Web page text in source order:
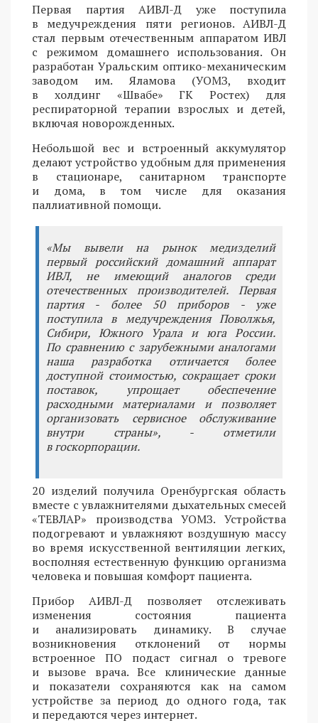
Первая партия АИВЛ-Д уже поступила
в медучреждения пяти регионов. АИВЛ-Д
стал первым отечественным аппаратом ИВЛ
с режимом домашнего использования. Он
разработан Уральским оптико-механическим
заводом им. Яламова (УОМЗ, входит
в холдинг «Швабе» ГК Ростех) для
респираторной терапии взрослых и детей,
включая новорожденных.
Небольшой вес и встроенный аккумулятор
делают устройство удобным для применения
в стационаре, санитарном транспорте
и дома, в том числе для оказания
паллиативной помощи.
«Мы вывели на рынок медизделий
первый российский домашний аппарат
ИВЛ, не имеющий аналогов среди
отечественных производителей. Первая
партия - более 50 приборов - уже
поступила в медучреждения Поволжья,
Сибири, Южного Урала и юга России.
По сравнению с зарубежными аналогами
наша разработка отличается более
доступной стоимостью, сокращает сроки
поставок, упрощает обеспечение
расходными материалами и позволяет
организовать сервисное обслуживание
внутри страны», - отметили
в госкорпорации.
20 изделий получила Оренбургская область
вместе с увлажнителями дыхательных смесей
«ТЕВЛАР» производства УОМЗ. Устройства
подогревают и увлажняют воздушную массу
во время искусственной вентиляции легких,
восполняя естественную функцию организма
человека и повышая комфорт пациента.
Прибор АИВЛ-Д позволяет отслеживать
изменения состояния пациента
и анализировать динамику. В случае
возникновения отклонений от нормы
встроенное ПО подаст сигнал о тревоге
и вызове врача. Все клинические данные
и показатели сохраняются как на самом
устройстве за период до одного года, так
и передаются через интернет.